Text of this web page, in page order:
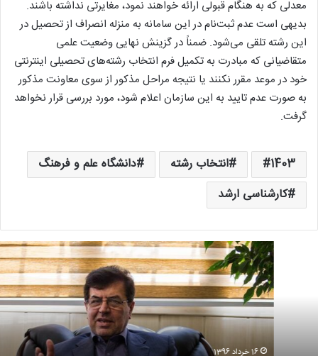
معدلی که به هنگام قبولی ارائه خواهند نمود، مغایرتی نداشته باشند.
بدیهی است عدم ثبت‌نام در این سامانه به منزله انصراف از تحصیل در
این رشته تلقی می‌شود. ضمناً در گزینش نهایی وضعیت علمی
متقاضیانی که مبادرت به تکمیل فرم انتخاب رشته‌های تحصیلی اینترنتی
خود در موعد مقرر نکنند یا نتیجه مراحل مذکور از سوی معاونت مذکور
به صورت عدم تایید به این سازمان اعلام شود، مورد بررسی قرار نخواهد
گرفت.
1403 انتخاب رشته
دانشگاه علم و فرهنگ
کارشناسی ارشد